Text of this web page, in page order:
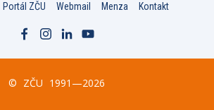
Portál ZČU Webmail Menza Kontakt
© ZČU 1991—2026